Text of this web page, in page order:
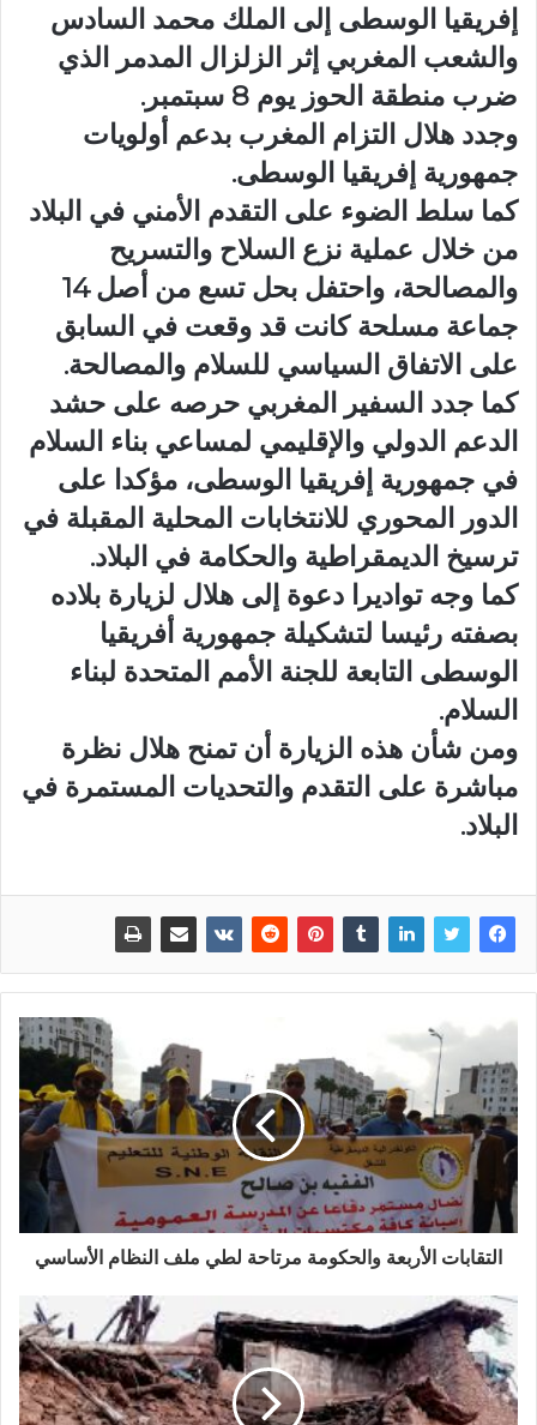
إفريقيا الوسطى إلى الملك محمد السادس
والشعب المغربي إثر الزلزال المدمر الذي
ضرب منطقة الحوز يوم 8 سبتمبر.
وجدد هلال التزام المغرب بدعم أولويات
جمهورية إفريقيا الوسطى.
كما سلط الضوء على التقدم الأمني ​​في البلاد
من خلال عملية نزع السلاح والتسريح
والمصالحة، واحتفل بحل تسع من أصل 14
جماعة مسلحة كانت قد وقعت في السابق
على الاتفاق السياسي للسلام والمصالحة.
كما جدد السفير المغربي حرصه على حشد
الدعم الدولي والإقليمي لمساعي بناء السلام
في جمهورية إفريقيا الوسطى، مؤكدا على
الدور المحوري للانتخابات المحلية المقبلة في
ترسيخ الديمقراطية والحكامة في البلاد.
كما وجه تواديرا دعوة إلى هلال لزيارة بلاده
بصفته رئيسا لتشكيلة جمهورية أفريقيا
الوسطى التابعة للجنة الأمم المتحدة لبناء
السلام.
ومن شأن هذه الزيارة أن تمنح هلال نظرة
مباشرة على التقدم والتحديات المستمرة في
البلاد.
التقابات الأربعة والحكومة مرتاحة لطي ملف النظام الأساسي